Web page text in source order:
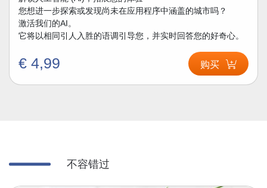
您想进一步探索或发现尚未在应用程序中涵盖的城市吗？
激活我们的AI。
它将以相同引人入胜的语调引导您，并实时回答您的好奇心。
€ 4,99 购买
不容错过